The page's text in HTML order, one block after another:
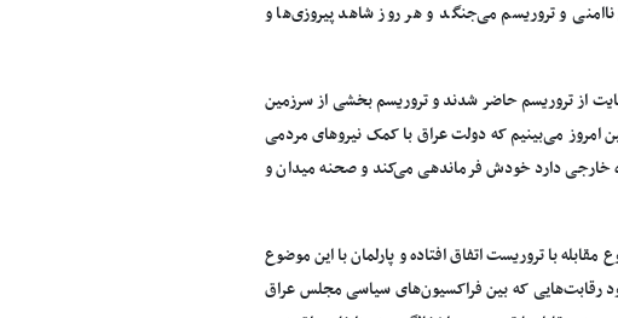
و تروریسم می‌جنگد و هر روز شاهد پیروزی‌ها و
از تروریسم حاضر شدند و تروریسم بخشی از سرزمین
از اشغال بخشی از این سرزمین امروز می‌بینیم که دولت عراق با کمک نیروهای مردمی
دارد خودش فرماندهی می‌کند و صحنه میدان و
با تروریست اتفاق افتاده و پارلمان با این موضوع
رقابت‌هایی که بین فراکسیون‌های سیاسی مجلس عراق